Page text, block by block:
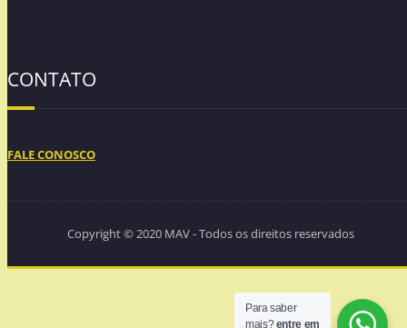
CONTATO
FALE CONOSCO
Copyright © 2020 MAV - Todos os direitos reservados
Para saber
mais?entre em